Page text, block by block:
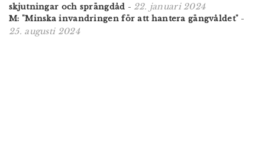
skjutningar och sprängdåd - 22. januari 2024
M: "Minska invandringen för att hantera gängvåldet" -
25. augusti 2024